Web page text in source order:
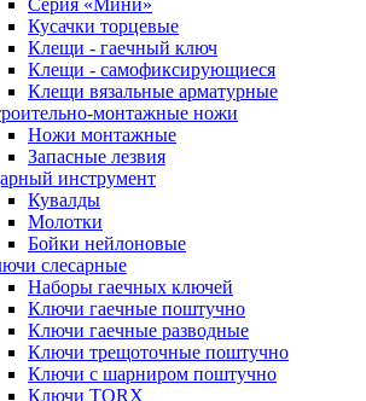
Серия «Мини»
Кусачки торцевые
Клещи - гаечный ключ
Клещи - самофиксирующиеся
Клещи вязальные арматурные
монтажные ножи
Ножи монтажные
Запасные лезвия
инструмент
Кувалды
Молотки
Бойки нейлоновые
слесарные
Наборы гаечных ключей
Ключи гаечные поштучно
Ключи гаечные разводные
Ключи трещоточные поштучно
Ключи с шарниром поштучно
Ключи TORX